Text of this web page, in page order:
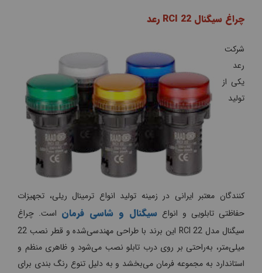
چراغ سیگنال RCI 22 رعد
شرکت
رعد
یکی از
تولید
کنندگان معتبر ایرانی در زمینه تولید انواع ترمینال ریلی، تجهیزات
حفاظتی تابلویی و انواع سیگنال و شاسی فرمان است. چراغ
سیگنال مدل RCI 22 این برند با طراحی مهندسی‌شده و قطر نصب 22
میلی‌متر، به‌راحتی بر روی درب تابلو نصب می‌شود و ظاهری منظم و
استاندارد به مجموعه فرمان می‌بخشد و به دلیل تنوع رنگ بندی برای